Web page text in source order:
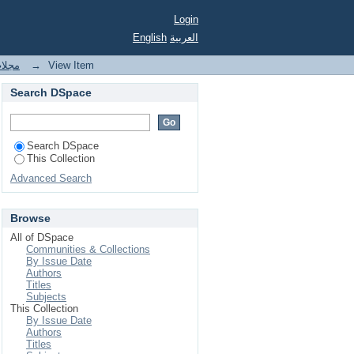
Login
English العربية
→ View Item
Search DSpace
Search DSpace
This Collection
Advanced Search
Browse
All of DSpace
Communities & Collections
By Issue Date
Authors
Titles
Subjects
This Collection
By Issue Date
Authors
Titles